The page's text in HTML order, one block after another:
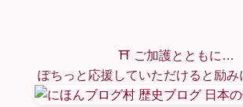
⛩ ご加護とともに…
ぽちっと応援していただけると励み